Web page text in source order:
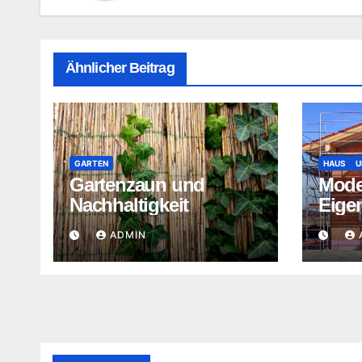
Ähnlicher Beitrag
GARTEN
Gartenzaun und
Nachhaltigkeit
ADMIN
HAUS